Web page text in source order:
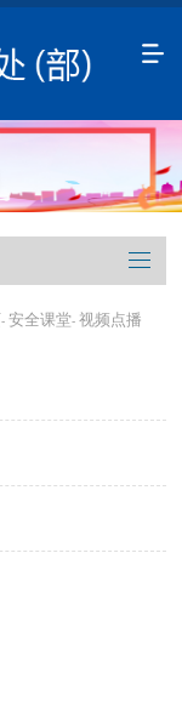
- 安全课堂- 视频点播